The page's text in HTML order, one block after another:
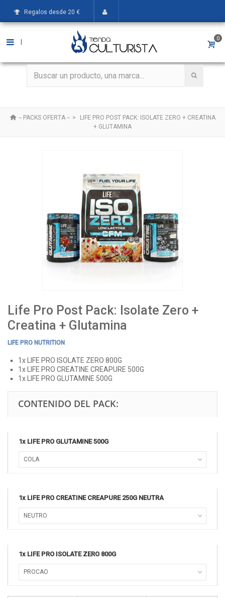
Regalos desde 20 €
0
-- PACKS OFERTA -- >
LIFE PRO POST PACK: ISOLATE ZERO + CREATINA
+ GLUTAMINA
Life Pro Post Pack: Isolate Zero +
Creatina + Glutamina
LIFE PRO NUTRITION
1x LIFE PRO ISOLATE ZERO 800G
1x LIFE PRO CREATINE CREAPURE 500G
1x LIFE PRO GLUTAMINE 500G
CONTENIDO DEL PACK:
1x LIFE PRO GLUTAMINE 500G
COLA
1x LIFE PRO CREATINE CREAPURE 250G NEUTRA
NEUTRO
1x LIFE PRO ISOLATE ZERO 800G
PROCAO